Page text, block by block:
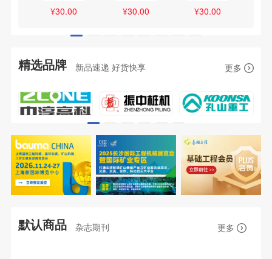
¥30.00 ¥30.00 ¥30.00
精选品牌 新品速递 好货快享 更多
默认商品 杂志期刊 更多